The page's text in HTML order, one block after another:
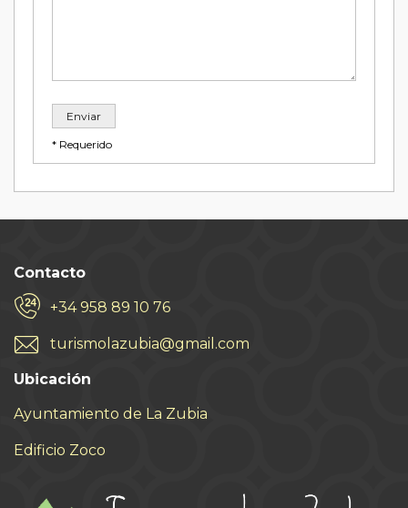
* Requerido
Contacto
+34 958 89 10 76
turismolazubia@gmail.com
Ubicación
Ayuntamiento de La Zubia
Edificio Zoco